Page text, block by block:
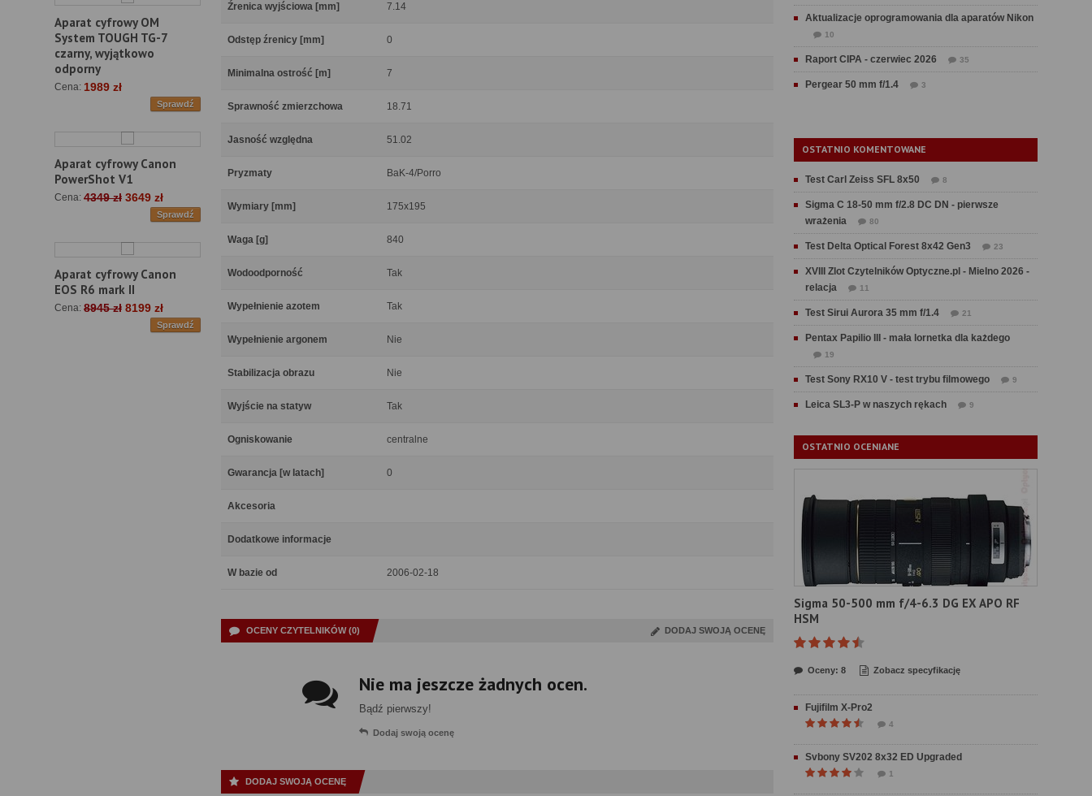
Aparat cyfrowy OM
System TOUGH TG-7
czarny, wyjątkowo
odporny
Cena: 1989 zł
Sprawdź
Aparat cyfrowy Canon
PowerShot V1
Cena: 4349 zł 3649 zł
Sprawdź
Aparat cyfrowy Canon
EOS R6 mark II
Cena: 8945 zł 8199 zł
Sprawdź
Źrenica wyjściowa [mm] 7.14
Odstęp źrenicy [mm] 0
Minimalna ostrość [m] 7
Sprawność zmierzchowa 18.71
Jasność względna 51.02
Pryzmaty BaK-4/Porro
Wymiary [mm] 175x195
Waga [g] 840
Wodoodporność Tak
Wypełnienie azotem Tak
Wypełnienie argonem Nie
Stabilizacja obrazu Nie
Wyjście na statyw Tak
Ogniskowanie centralne
Gwarancja [w latach] 0
Akcesoria
Dodatkowe informacje
W bazie od 2006-02-18
OCENY CZYTELNIKÓW (0) DODAJ SWOJĄ OCENĘ
Nie ma jeszcze żadnych ocen.
Bądź pierwszy!
Dodaj swoją ocenę
DODAJ SWOJĄ OCENĘ
Aktualizacje oprogramowania dla aparatów Nikon
10
Raport CIPA - czerwiec 2026 35
Pergear 50 mm f/1.4 3
OSTATNIO KOMENTOWANE
Test Carl Zeiss SFL 8x50 8
Sigma C 18-50 mm f/2.8 DC DN - pierwsze
wrażenia
80
Test Delta Optical Forest 8x42 Gen3 23
XVIII Zlot Czytelników Optyczne.pl - Mielno 2026 -
relacja
11
Test Sirui Aurora 35 mm f/1.4 21
Pentax Papilio III - mała lornetka dla każdego
19
Test Sony RX10 V - test trybu filmowego 9
Leica SL3-P w naszych rękach 9
OSTATNIO OCENIANE
Sigma 50-500 mm f/4-6.3 DG EX APO RF
HSM
Oceny: 8 Zobacz specyfikację
Fujifilm X-Pro2
4
Svbony SV202 8x32 ED Upgraded
1